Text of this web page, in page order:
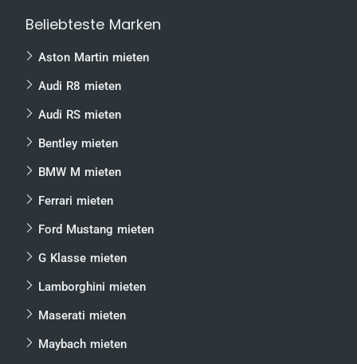
Beliebteste Marken
Aston Martin mieten
Audi R8 mieten
Audi RS mieten
Bentley mieten
BMW M mieten
Ferrari mieten
Ford Mustang mieten
G Klasse mieten
Lamborghini mieten
Maserati mieten
Maybach mieten